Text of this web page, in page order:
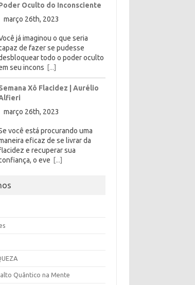
Oculto do Inconsciente
março 26th, 2023
já imaginou o que seria
de fazer se pudesse
todo o poder oculto
seu incons [...]
Xô Flacidez | Aurélio
março 26th, 2023
você está procurando uma
eficaz de se livrar da
e recuperar sua
o eve [...]
Quântico na Mente